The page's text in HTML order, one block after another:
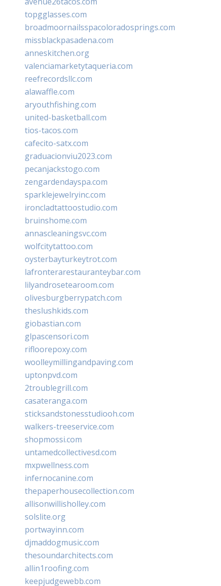
topgglasses.com
broadmoornailsspacoloradosprings.com
missblackpasadena.com
anneskitchen.org
valenciamarketytaqueria.com
reefrecordsllc.com
alawaffle.com
aryouthfishing.com
united-basketball.com
tios-tacos.com
cafecito-satx.com
graduacionviu2023.com
pecanjackstogo.com
zengardendayspa.com
sparklejewelryinc.com
ironcladtattoostudio.com
bruinshome.com
annascleaningsvc.com
wolfcitytattoo.com
oysterbayturkeytrot.com
lafronterarestauranteybar.com
lilyandrosetearoom.com
olivesburgberrypatch.com
theslushkids.com
giobastian.com
glpascensori.com
rifloorepoxy.com
woolleymillingandpaving.com
uptonpvd.com
2troublegrill.com
casateranga.com
sticksandstonesstudiooh.com
walkers-treeservice.com
shopmossi.com
untamedcollectivesd.com
mxpwellness.com
infernocanine.com
thepaperhousecollection.com
allisonwillisholley.com
solslite.org
portwayinn.com
djmaddogmusic.com
thesoundarchitects.com
allin1roofing.com
keepjudgewebb.com